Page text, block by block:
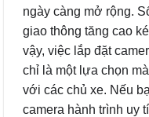
ngày càng mở rộng.
giao thông tăng cao
vậy, việc lắp đặt
chỉ là một lựa chọn
với các chủ xe. Nếu
camera hành trình uy